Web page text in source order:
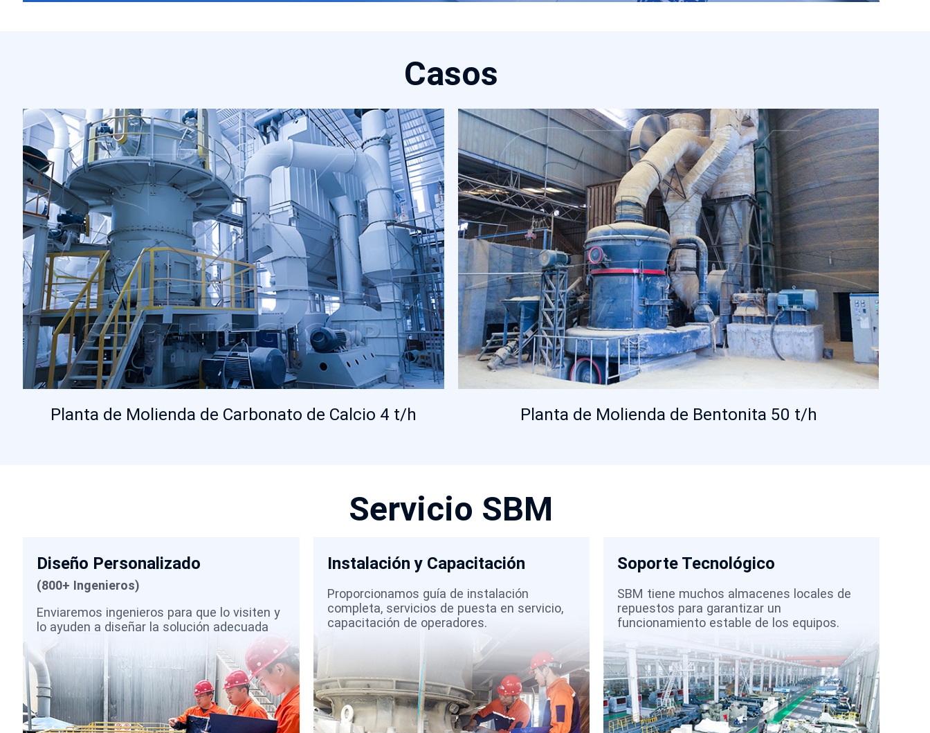
Casos
Planta de Molienda de Carbonato de Calcio 4 t/h Planta de Molienda de Bentonita 50 t/h
Servicio SBM
Diseño Personalizado
(800+ Ingenieros)
Enviaremos ingenieros para que lo visiten y
lo ayuden a diseñar la solución adecuada
Instalación y Capacitación
Proporcionamos guía de instalación
completa, servicios de puesta en servicio,
capacitación de operadores.
Soporte Tecnológico
SBM tiene muchos almacenes locales de
repuestos para garantizar un
funcionamiento estable de los equipos.